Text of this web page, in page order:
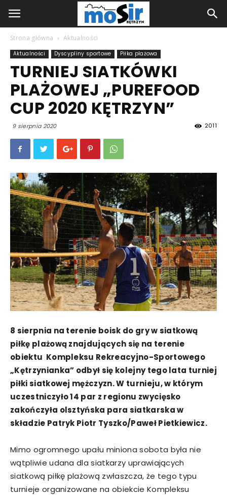
Strona główna Aktualności
Aktualności Dyscypliny sportowe Piłka plażowa
TURNIEJ SIATKÓWKI
PLAŻOWEJ „PUREFOOD
CUP 2020 KĘTRZYN”
9 sierpnia 2020 2011
8 sierpnia na terenie boisk do gry w siatkową
piłkę plażową znajdujących się na terenie
obiektu Kompleksu Rekreacyjno-Sportowego
„Kętrzynianka” odbył się kolejny tego lata turniej
piłki siatkowej mężczyzn. W turnieju, w którym
uczestniczyło 14 par z regionu zwycięsko
zakończyła olsztyńska para siatkarska w
składzie Patryk Piotr Tyszko/Paweł Pietkiewicz.
Mimo ogromnego upału miniona sobota była nie
wątpliwie udana dla siatkarzy uprawiających
siatkową piłkę plażową zwłaszcza, że tego typu
turnieje organizowane na obiekcie Kompleksu